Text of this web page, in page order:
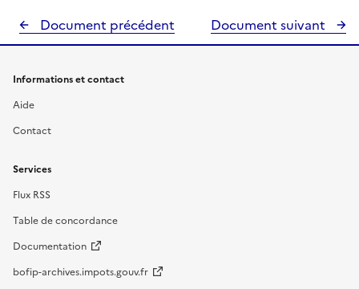
Document précédent Document suivant
Informations et contact
Aide
Contact
Services
Flux RSS
Table de concordance
Documentation
bofip-archives.impots.gouv.fr